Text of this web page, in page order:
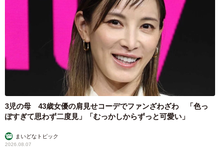
3児の母 43歳女優の肩見せコーデでファンざわざわ 「色っ
ぽすぎて思わず二度見」「むっかしからずっと可愛い」
まいどなトピック
2026.08.07